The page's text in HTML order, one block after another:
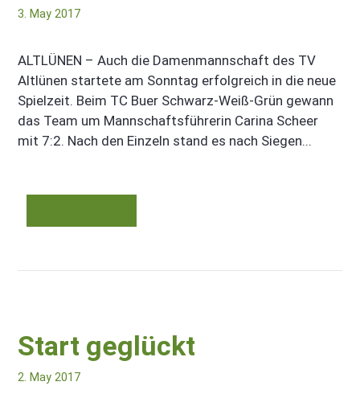
3. May 2017
ALTLÜNEN – Auch die Damenmannschaft des TV
Altlünen startete am Sonntag erfolgreich in die neue
Spielzeit. Beim TC Buer Schwarz-Weiß-Grün gewann
das Team um Mannschaftsführerin Carina Scheer
mit 7:2. Nach den Einzeln stand es nach Siegen...
Start geglückt
2. May 2017